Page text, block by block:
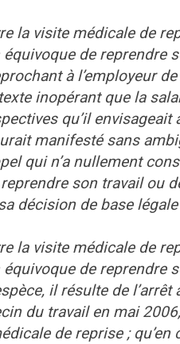
la visite médicale de
de reprendre
à l’employeur
inopérant que la
qu’il
manifesté sans
qui n’a nullement
son travail ou
décision de base
la visite médicale de
de reprendre
il résulte de l’arrêt
du travail en mai
de reprise ;